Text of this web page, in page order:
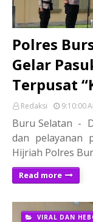
Polres
Gelar
Terpusat
Redaksi 9:10:00
Buru Selatan -
dan pelayanan
Hijriah Polres
Read more
VIRAL DAN